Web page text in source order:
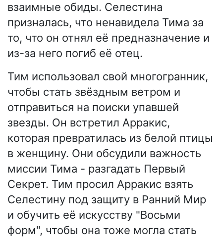
взаимные обиды. Селестина
призналась, что ненавидела Тима за
то, что он отнял её предназначение и
из-за него погиб её отец.
Тим использовал свой многогранник,
чтобы стать звёздным ветром и
отправиться на поиски упавшей
звезды. Он встретил Арракис,
которая превратилась из белой птицы
в женщину. Они обсудили важность
миссии Тима - разгадать Первый
Секрет. Тим просил Арракис взять
Селестину под защиту в Ранний Мир
и обучить её искусству "Восьми
форм", чтобы она тоже могла стать